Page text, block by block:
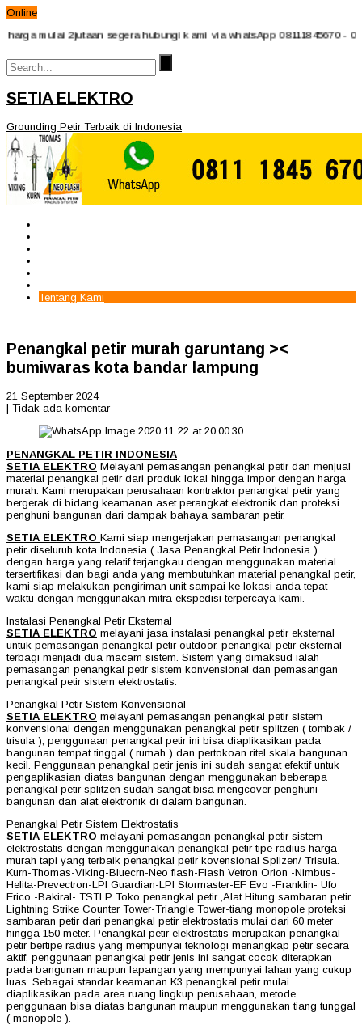
Online
mulai 2jutaan segera hubungi kami via whatsApp 08111845670 -
SETIA ELEKTRO
Grounding Petir Terbaik di Indonesia
Tentang Kami
Penangkal petir murah garuntang ><
bumiwaras kota bandar lampung
21 September 2024
| Tidak ada komentar
PENANGKAL PETIR INDONESIA
SETIA ELEKTRO Melayani pemasangan penangkal petir dan menjual
material penangkal petir dari produk lokal hingga impor dengan harga
murah. Kami merupakan perusahaan kontraktor penangkal petir yang
bergerak di bidang keamanan aset perangkat elektronik dan proteksi
penghuni bangunan dari dampak bahaya sambaran petir.
SETIA ELEKTRO Kami siap mengerjakan pemasangan penangkal
petir diseluruh kota Indonesia ( Jasa Penangkal Petir Indonesia )
dengan harga yang relatif terjangkau dengan menggunakan material
tersertifikasi dan bagi anda yang membutuhkan material penangkal petir,
kami siap melakukan pengiriman unit sampai ke lokasi anda tepat
waktu dengan menggunakan mitra ekspedisi terpercaya kami.
Instalasi Penangkal Petir Eksternal
SETIA ELEKTRO melayani jasa instalasi penangkal petir eksternal
untuk pemasangan penangkal petir outdoor, penangkal petir eksternal
terbagi menjadi dua macam sistem. Sistem yang dimaksud ialah
pemasangan penangkal petir sistem konvensional dan pemasangan
penangkal petir sistem elektrostatis.
Penangkal Petir Sistem Konvensional
SETIA ELEKTRO melayani pemasangan penangkal petir sistem
konvensional dengan menggunakan penangkal petir splitzen ( tombak /
trisula ), penggunaan penangkal petir ini bisa diaplikasikan pada
bangunan tempat tinggal ( rumah ) dan pertokoan ritel skala bangunan
kecil. Penggunaan penangkal petir jenis ini sudah sangat efektif untuk
pengaplikasian diatas bangunan dengan menggunakan beberapa
penangkal petir splitzen sudah sangat bisa mengcover penghuni
bangunan dan alat elektronik di dalam bangunan.
Penangkal Petir Sistem Elektrostatis
SETIA ELEKTRO melayani pemasangan penangkal petir sistem
elektrostatis dengan menggunakan penangkal petir tipe radius harga
murah tapi yang terbaik penangkal petir kovensional Splizen/ Trisula.
Kurn-Thomas-Viking-Bluecrn-Neo flash-Flash Vetron Orion -Nimbus-
Helita-Prevectron-LPI Guardian-LPI Stormaster-EF Evo -Franklin- Ufo
Erico -Bakiral- TSTLP Toko penangkal petir ,Alat Hitung sambaran petir
Lightning Strike Counter Tower-Triangle Tower-tiang monopole proteksi
sambaran petir dari penangkal petir elektrostatis mulai dari 60 meter
hingga 150 meter. Penangkal petir elektrostatis merupakan penangkal
petir bertipe radius yang mempunyai teknologi menangkap petir secara
aktif, penggunaan penangkal petir jenis ini sangat cocok diterapkan
pada bangunan maupun lapangan yang mempunyai lahan yang cukup
luas. Sebagai standar keamanan K3 penangkal petir mulai
diaplikasikan pada area ruang lingkup perusahaan, metode
penggunaan bisa diatas bangunan maupun menggunakan tiang tunggal
( monopole ).